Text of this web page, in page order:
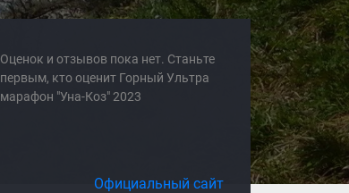
Оценок и отзывов пока нет. Станьте
первым, кто оценит Горный Ультра
марафон "Уна-Коз" 2023
Официальный сайт